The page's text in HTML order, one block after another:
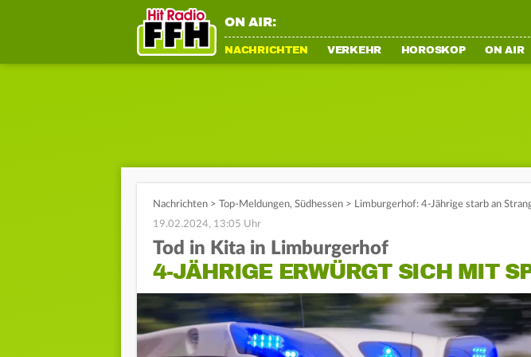
ON AIR:
NACHRICHTEN VERKEHR HOROSKOP ON AIR
Nachrichten > Top-Meldungen, Südhessen > Limburgerhof: 4-Jährige starb an
19.02.2024, 13:05 Uhr
Tod in Kita in Limburgerhof
4-JÄHRIGE ERWÜRGT SICH MIT